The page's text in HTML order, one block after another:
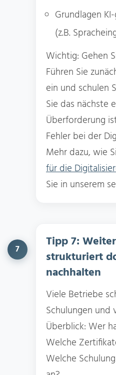
Grundlagen
(z.B.
Wichtig: Gehen
Führen Sie
ein und schulen
Sie das nächste
Überforderung
Fehler bei der
Mehr dazu, wie
für die
Sie in unserem
7
Tipp 7:
strukturiert
nachhalten
Viele Betriebe
Schulungen und
Überblick: Wer
Welche
Welche